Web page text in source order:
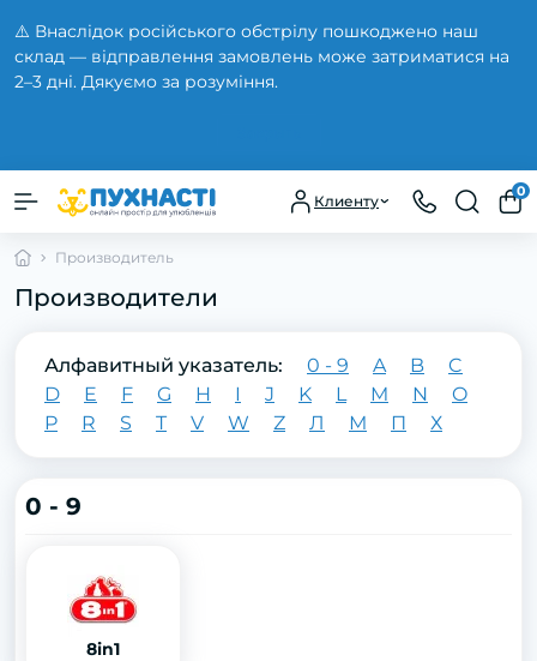
⚠️ Внаслідок російського обстрілу пошкоджено наш
склад — відправлення замовлень може затриматися на
2–3 дні. Дякуємо за розуміння.
Клиенту
0
Производитель
Производители
Алфавитный указатель: 0 - 9 A B
C
D
E F G H I J K L M N
O
P
R S T V W Z Л М П Х
0 - 9
8in1